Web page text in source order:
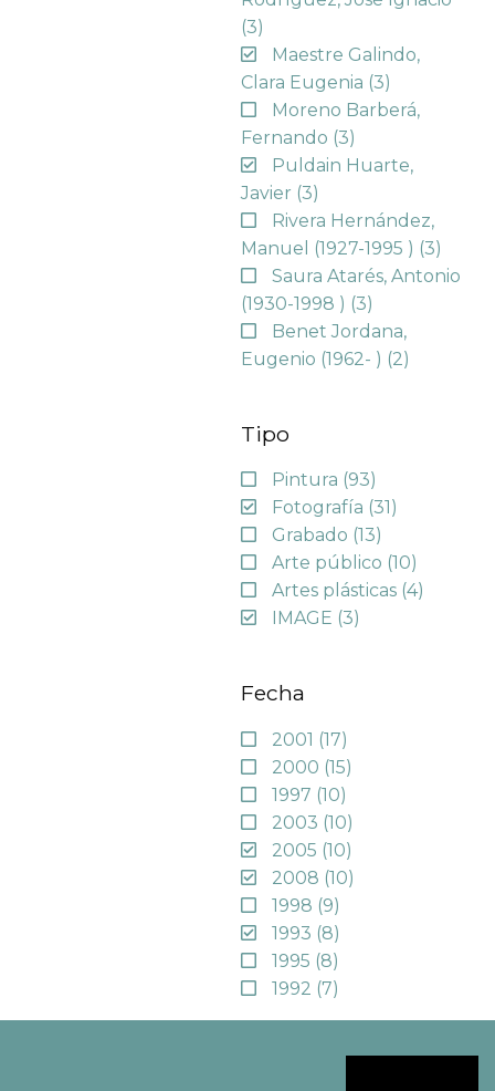
(3)
Maestre Galindo,
Clara Eugenia (3)
Moreno Barberá,
Fernando (3)
Puldain Huarte,
Javier (3)
Rivera Hernández,
Manuel (1927-1995 ) (3)
Saura Atarés, Antonio
(1930-1998 ) (3)
Benet Jordana,
Eugenio (1962- ) (2)
Tipo
Pintura (93)
Fotografía (31)
Grabado (13)
Arte público (10)
Artes plásticas (4)
IMAGE (3)
Fecha
2001 (17)
2000 (15)
1997 (10)
2003 (10)
2005 (10)
2008 (10)
1998 (9)
1993 (8)
1995 (8)
1992 (7)